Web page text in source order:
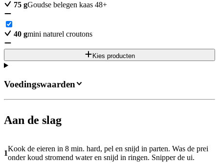
75 gGoudse belegen kaas 48+
40 gmini naturel croutons
Kies producten
Aan de slag
1
Kook de eieren in 8 min. hard, pel en snijd in parten. Was de prei
onder koud stromend water en snijd in ringen. Snipper de ui.
Voedingswaarden